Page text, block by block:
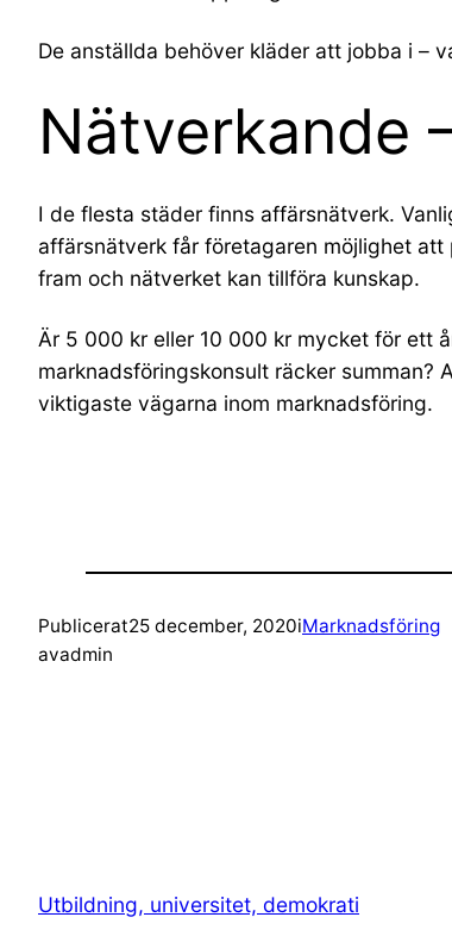
De anställda behöver kläder att jobba i –
Nätverkande
I de flesta städer finns affärsnätverk.
affärsnätverk får företagaren möjlighet
fram och nätverket kan tillföra kunskap.
Är 5 000 kr eller 10 000 kr mycket för ett
marknadsföringskonsult räcker summan?
viktigaste vägarna inom marknadsföring.
Publicerat25 december, 2020iMarknadsföring
avadmin
Utbildning, universitet, demokrati